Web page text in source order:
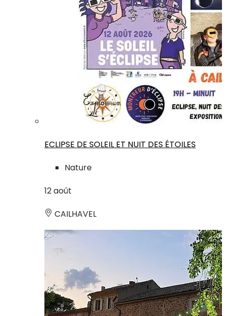
ECLIPSE DE SOLEIL ET NUIT DES ÉTOILES
Nature
12août
CAILHAVEL